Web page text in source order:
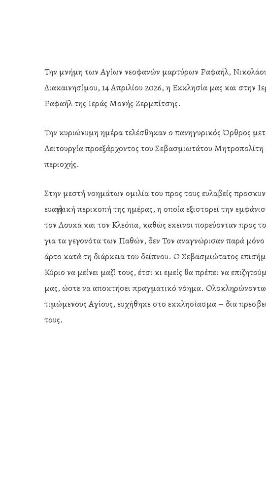
Hit enter to search or ESC to close
Την μνήμη των Αγίων νεοφανών μαρτύρων Ραφαήλ, Νικολάου
Διακαινησίμου, 14 Απριλίου 2026, η Εκκλησία μας και
Ραφαήλ της Ιεράς Μονής Ζερμπίτσης.
Την κυριώνυμη ημέρα τελέσθηκαν ο πανηγυρικός Όρθρος
Λειτουργία προεξάρχοντος του Σεβασμιωτάτου
περιοχής.
Στην μεστή νοημάτων ομιλία του προς τους ευλαβείς
ευαγγελική περικοπή της ημέρας, η οποία εξιστορεί την
τον Λουκά και τον Κλεόπα, καθώς εκείνοι πορεύονταν προς
για τα γεγονότα των Παθών, δεν Τον αναγνώρισαν παρά
άρτο κατά τη διάρκεια του δείπνου. Ο Σεβασμιώτατος
Κύριο να μείνει μαζί τους, έτσι κι εμείς θα πρέπει να
μας, ώστε να αποκτήσει πραγματικό νόημα.
τιμώμενους Αγίους, ευχήθηκε στο εκκλησίασμα – δια
τους.